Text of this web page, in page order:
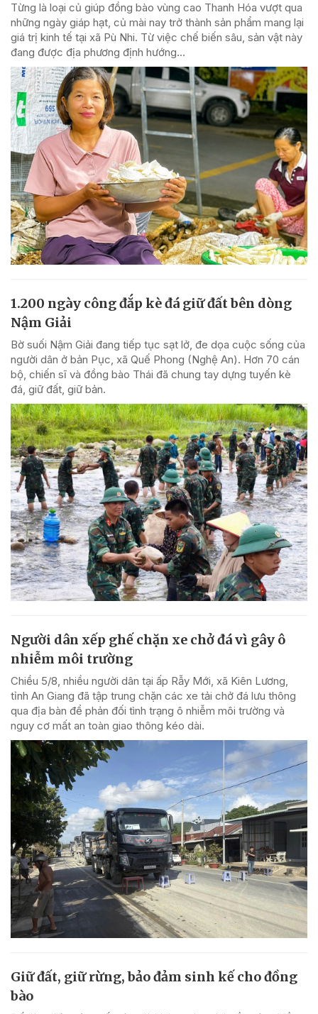
Từng là loại củ giúp đồng bào vùng cao Thanh Hóa vượt qua
những ngày giáp hạt, củ mài nay trở thành sản phẩm mang lại
giá trị kinh tế tại xã Pù Nhi. Từ việc chế biến sâu, sản vật này
đang được địa phương định hướng...
1.200 ngày công đắp kè đá giữ đất bên dòng
Nậm Giải
Bờ suối Nậm Giải đang tiếp tục sạt lở, đe dọa cuộc sống của
người dân ở bản Pục, xã Quế Phong (Nghệ An). Hơn 70 cán
bộ, chiến sĩ và đồng bào Thái đã chung tay dựng tuyến kè
đá, giữ đất, giữ bản.
Người dân xếp ghế chặn xe chở đá vì gây ô
nhiễm môi trường
Chiều 5/8, nhiều người dân tại ấp Rẫy Mới, xã Kiên Lương,
tỉnh An Giang đã tập trung chặn các xe tải chở đá lưu thông
qua địa bàn để phản đối tình trạng ô nhiễm môi trường và
nguy cơ mất an toàn giao thông kéo dài.
Giữ đất, giữ rừng, bảo đảm sinh kế cho đồng
bào